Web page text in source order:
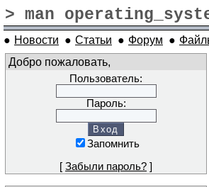
> man
● Новости ● Статьи ● Форум ●
Добро пожаловать,
Пользователь:
Пароль:
Запомнить
[ Забыли пароль? ]